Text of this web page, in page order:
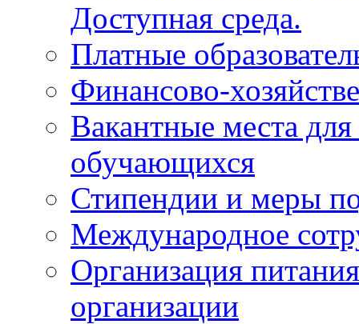
Доступная среда.
Платные
Финансово-
Вакантные места
обучающихся
Стипендии и меры
Международное
Организация
организации